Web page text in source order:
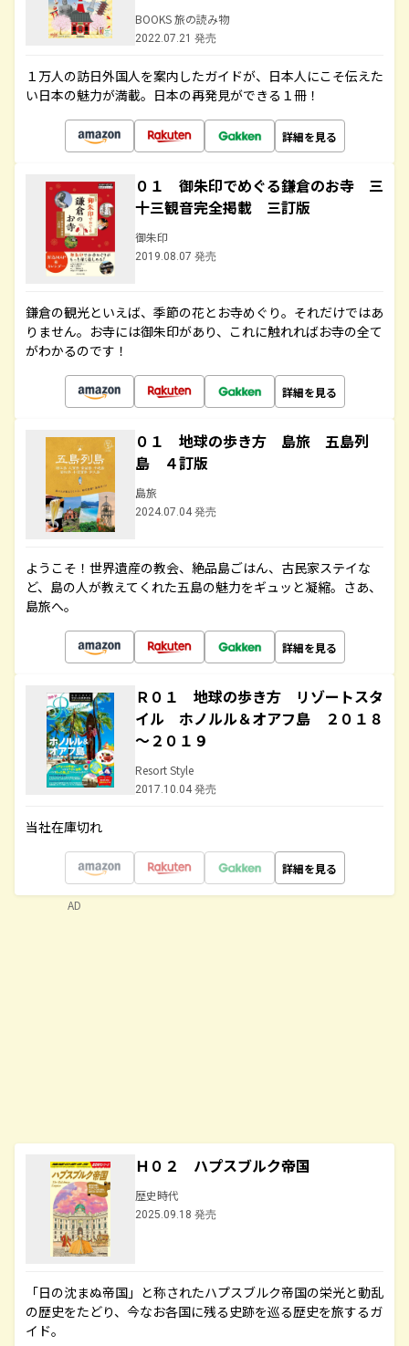
BOOKS 旅の読み物
2022.07.21 発売
１万人の訪日外国人を案内したガイドが、日本人にこそ伝えた
い日本の魅力が満載。日本の再発見ができる１冊！
詳細を見る
０１ 御朱印でめぐる鎌倉のお寺 三
十三観音完全掲載 三訂版
御朱印
2019.08.07 発売
鎌倉の観光といえば、季節の花とお寺めぐり。それだけではあ
りません。お寺には御朱印があり、これに触れればお寺の全て
がわかるのです！
詳細を見る
０１ 地球の歩き方 島旅 五島列
島 ４訂版
島旅
2024.07.04 発売
ようこそ！世界遺産の教会、絶品島ごはん、古民家ステイな
ど、島の人が教えてくれた五島の魅力をギュッと凝縮。さあ、
島旅へ。
詳細を見る
Ｒ０１ 地球の歩き方 リゾートスタ
イル ホノルル＆オアフ島 ２０１８
～２０１９
Resort Style
2017.10.04 発売
当社在庫切れ
詳細を見る
Ｈ０２ ハプスブルク帝国
歴史時代
2025.09.18 発売
「日の沈まぬ帝国」と称されたハプスブルク帝国の栄光と動乱
の歴史をたどり、今なお各国に残る史跡を巡る歴史を旅するガ
イド。
AD